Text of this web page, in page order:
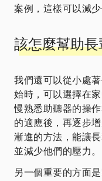
案例，這樣可以減
該怎麼幫助長
我們還可以從小處
始時，可以選擇在
慢熟悉助聽器的操
的適應後，再逐步
漸進的方法，能讓
並減少他們的壓力。
另一個重要的方面